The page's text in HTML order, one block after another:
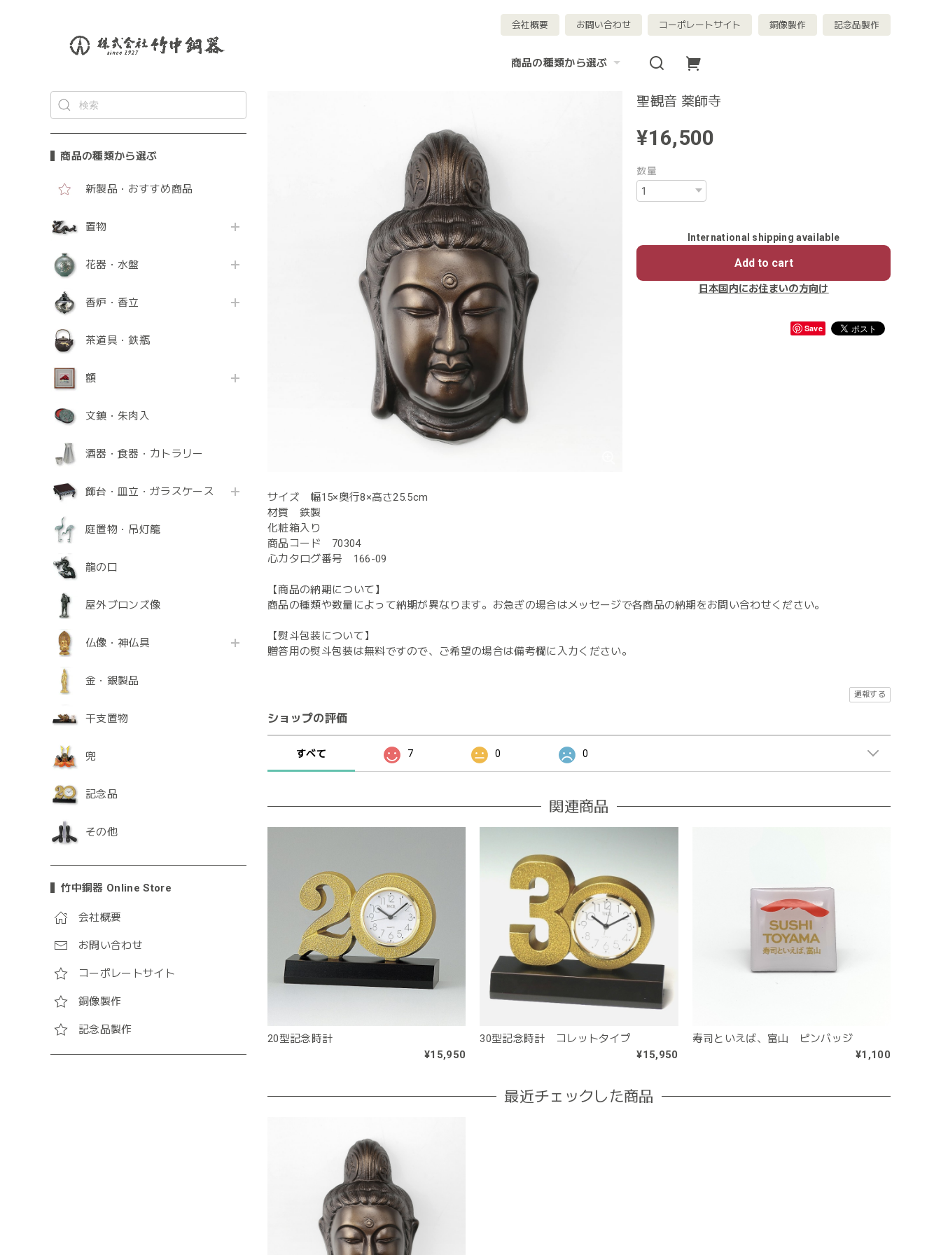
会社概要 お問い合わせ コーポレートサイト 銅像製作 記念品製作
商品の種類から選ぶ
商品の種類から選ぶ
新製品・おすすめ商品
置物
花器・水盤
香炉・香立
茶道具・鉄瓶
額
文鎮・朱肉入
酒器・食器・カトラリー
飾台・皿立・ガラスケース
庭置物・吊灯籠
龍の口
屋外ブロンズ像
仏像・神仏具
金・銀製品
干支置物
兜
記念品
その他
竹中銅器 Online Store
会社概要
お問い合わせ
コーポレートサイト
銅像製作
記念品製作
聖観音 薬師寺
¥16,500
数量
International shipping available
Add to cart
日本国内にお住まいの方向け
Save
サイズ 幅15×奥行8×高さ25.5cm
材質 鉄製
化粧箱入り
商品コード 70304
心カタログ番号 166-09
【商品の納期について】
商品の種類や数量によって納期が異なります。お急ぎの場合はメッセージで各商品の納期をお問い合わせください。
【熨斗包装について】
贈答用の熨斗包装は無料ですので、ご希望の場合は備考欄に入力ください。
通報する
ショップの評価
すべて 7 0 0
関連商品
20型記念時計
¥15,950
30型記念時計 コレットタイプ
¥15,950
寿司といえば、富山 ピンバッジ
¥1,100
最近チェックした商品